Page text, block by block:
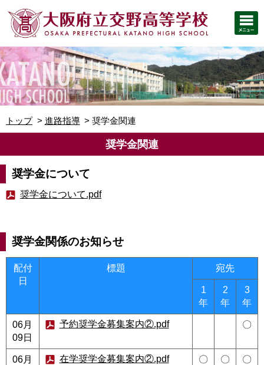
トップ 進路指導 奨学金関連
奨学金関連
奨学金について
奨学金について.pdf
奨学金関係のお知らせ
配付
日
標題 宛先
1
年
2
年
3
年
06月
09日
予約奨学金募集案内②.pdf 〇
06月
在学奨学金募集案内②.pdf 〇 〇 〇